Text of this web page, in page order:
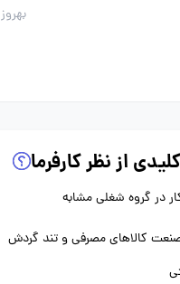
بهروز
از نظر کارفرما
کالاهای مصرفی و تند گردش